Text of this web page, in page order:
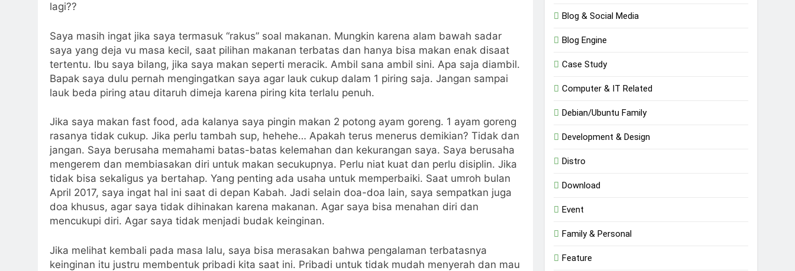
lagi??
Saya masih ingat jika saya termasuk “rakus” soal makanan. Mungkin karena alam bawah sadar
saya yang deja vu masa kecil, saat pilihan makanan terbatas dan hanya bisa makan enak disaat
tertentu. Ibu saya bilang, jika saya makan seperti meracik. Ambil sana ambil sini. Apa saja diambil.
Bapak saya dulu pernah mengingatkan saya agar lauk cukup dalam 1 piring saja. Jangan sampai
lauk beda piring atau ditaruh dimeja karena piring kita terlalu penuh.
Jika saya makan fast food, ada kalanya saya pingin makan 2 potong ayam goreng. 1 ayam goreng
rasanya tidak cukup. Jika perlu tambah sup, hehehe… Apakah terus menerus demikian? Tidak dan
jangan. Saya berusaha memahami batas-batas kelemahan dan kekurangan saya. Saya berusaha
mengerem dan membiasakan diri untuk makan secukupnya. Perlu niat kuat dan perlu disiplin. Jika
tidak bisa sekaligus ya bertahap. Yang penting ada usaha untuk memperbaiki. Saat umroh bulan
April 2017, saya ingat hal ini saat di depan Kabah. Jadi selain doa-doa lain, saya sempatkan juga
doa khusus, agar saya tidak dihinakan karena makanan. Agar saya bisa menahan diri dan
mencukupi diri. Agar saya tidak menjadi budak keinginan.
Jika melihat kembali pada masa lalu, saya bisa merasakan bahwa pengalaman terbatasnya
keinginan itu justru membentuk pribadi kita saat ini. Pribadi untuk tidak mudah menyerah dan mau
Blog & Social Media
Blog Engine
Case Study
Computer & IT Related
Debian/Ubuntu Family
Development & Design
Distro
Download
Event
Family & Personal
Feature